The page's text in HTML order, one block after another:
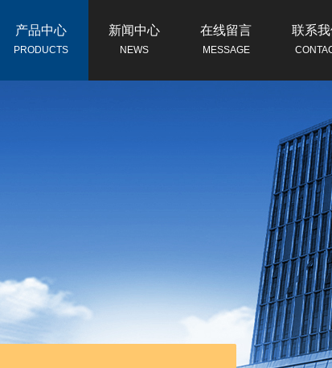
产品中心
PRODUCTS
新闻中心
NEWS
在线留言
MESSAGE
联系